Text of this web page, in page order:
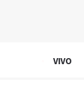
VIVO